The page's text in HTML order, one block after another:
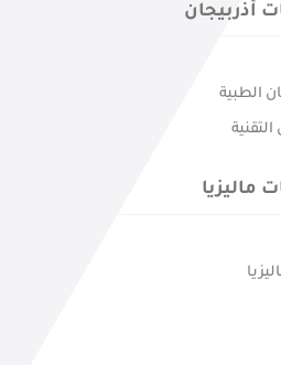
أذربيجان
الطبية
ماليزيا